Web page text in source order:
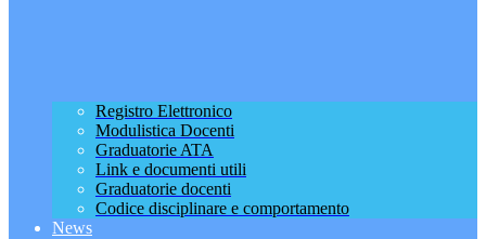
Registro Elettronico
Modulistica Docenti
Graduatorie ATA
Link e documenti utili
Graduatorie docenti
Codice disciplinare e comportamento
News